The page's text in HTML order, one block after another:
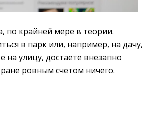
по крайней мере в теории.
в парк или, например, на дачу,
улицу, достаете внезапно
ровным счетом ничего.